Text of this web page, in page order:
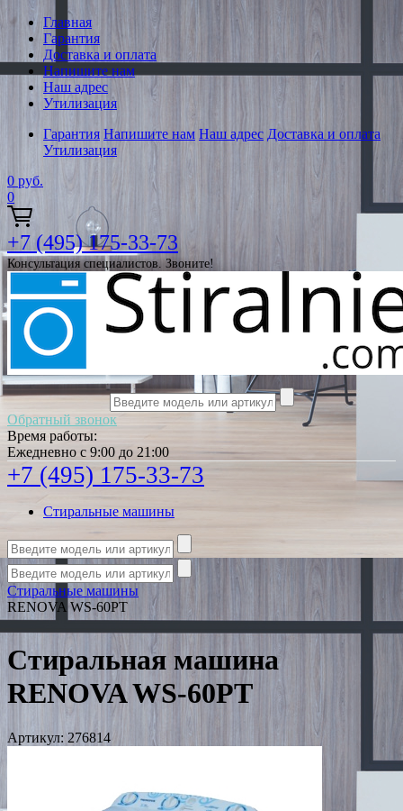
Главная
Гарантия
Доставка и оплата
Напишите нам
Наш адрес
Утилизация
Гарантия Напишите нам Наш адрес Доставка и оплата
Утилизация
0 руб.
0
+7 (495) 175-33-73
Консультация специалистов. Звоните!
Обратный звонок
Время работы:
Ежедневно с 9:00 до 21:00
+7 (495) 175-33-73
Стиральные машины
Стиральные машины
RENOVA WS-60PT
Стиральная машина
RENOVA WS-60PT
Артикул: 276814